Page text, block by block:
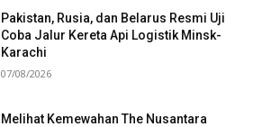
Pakistan, Rusia, dan Belarus Resmi Uji
Coba Jalur Kereta Api Logistik Minsk-
Karachi
07/08/2026
Melihat Kemewahan The Nusantara